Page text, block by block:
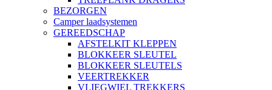
BEZORGEN
Camper laadsystemen
GEREEDSCHAP
AFSTELKIT KLEPPEN
BLOKKEER SLEUTEL
BLOKKEER SLEUTELS
VEERTREKKER
VLIEGWIEL TREKKERS